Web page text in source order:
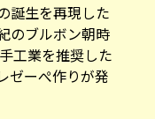
誕生を再現した
のブルボン朝時
工業を推奨した
ゼーぺ作りが発